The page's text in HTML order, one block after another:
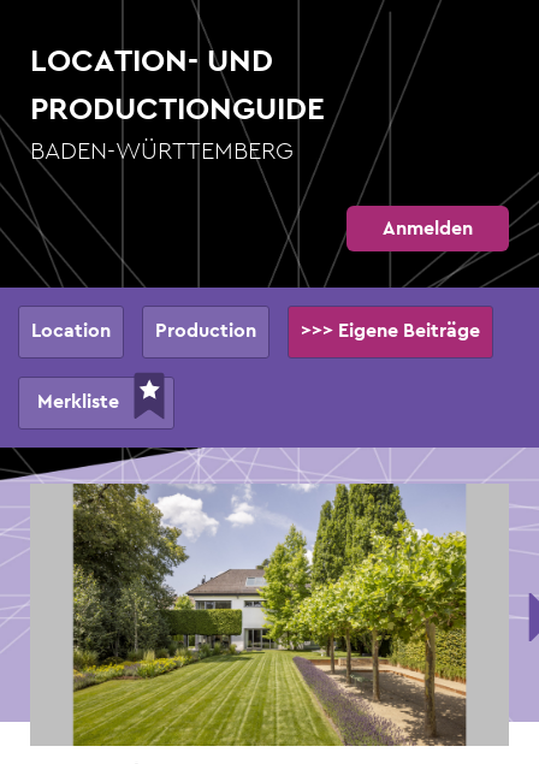
zum
InhaltLOCATION- UND
PRODUCTIONGUIDE
BADEN-WÜRTTEMBERG
Anmelden
Hauptnavigation
Location Production >>> Eigene Beiträge
Merkliste